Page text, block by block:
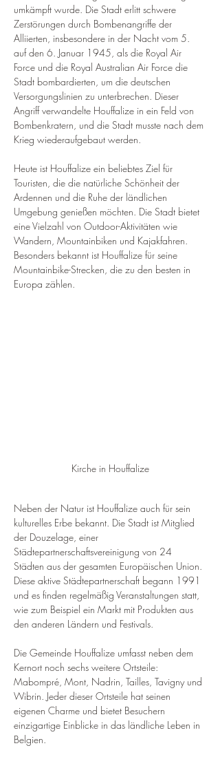
umkämpft wurde. Die Stadt erlitt schwere
Zerstörungen durch Bombenangriffe der
Alliierten, insbesondere in der Nacht vom 5.
auf den 6. Januar 1945, als die Royal Air
Force und die Royal Australian Air Force die
Stadt bombardierten, um die deutschen
Versorgungslinien zu unterbrechen. Dieser
Angriff verwandelte Houffalize in ein Feld von
Bombenkratern, und die Stadt musste nach dem
Krieg wiederaufgebaut werden.
Heute ist Houffalize ein beliebtes Ziel für
Touristen, die die natürliche Schönheit der
Ardennen und die Ruhe der ländlichen
Umgebung genießen möchten. Die Stadt bietet
eine Vielzahl von Outdoor-Aktivitäten wie
Wandern, Mountainbiken und Kajakfahren.
Besonders bekannt ist Houffalize für seine
Mountainbike-Strecken, die zu den besten in
Europa zählen.
Kirche in Houffalize
Neben der Natur ist Houffalize auch für sein
kulturelles Erbe bekannt. Die Stadt ist Mitglied
der Douzelage, einer
Städtepartnerschaftsvereinigung von 24
Städten aus der gesamten Europäischen Union.
Diese aktive Städtepartnerschaft begann 1991
und es finden regelmäßig Veranstaltungen statt,
wie zum Beispiel ein Markt mit Produkten aus
den anderen Ländern und Festivals.
Die Gemeinde Houffalize umfasst neben dem
Kernort noch sechs weitere Ortsteile:
Mabompré, Mont, Nadrin, Tailles, Tavigny und
Wibrin. Jeder dieser Ortsteile hat seinen
eigenen Charme und bietet Besuchern
einzigartige Einblicke in das ländliche Leben in
Belgien.